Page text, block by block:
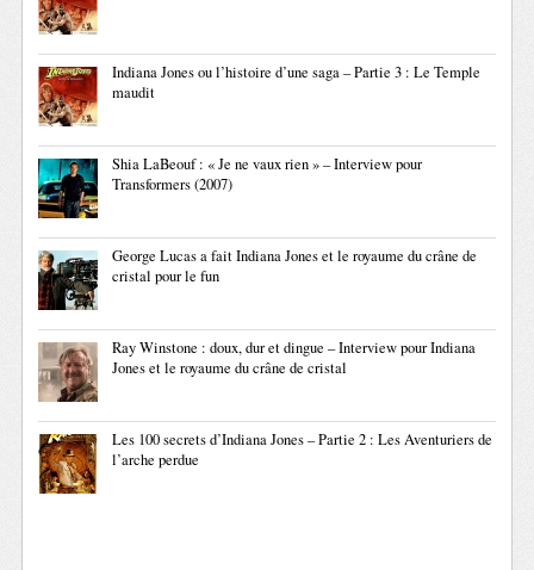
Indiana Jones ou l’histoire d’une saga – Partie 3 : Le Temple
maudit
Shia LaBeouf : « Je ne vaux rien » – Interview pour
Transformers (2007)
George Lucas a fait Indiana Jones et le royaume du crâne de
cristal pour le fun
Ray Winstone : doux, dur et dingue – Interview pour Indiana
Jones et le royaume du crâne de cristal
Les 100 secrets d’Indiana Jones – Partie 2 : Les Aventuriers de
l’arche perdue